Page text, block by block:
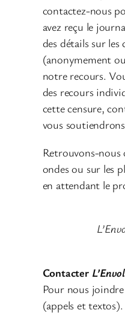
contactez-nous
avez reçu le
des détails sur les
(anonymement
notre recours.
des recours
cette censure,
vous
Retrouvons-nous
ondes ou sur les
en attendant le
Contacter
Pour nous
(appels et textos).